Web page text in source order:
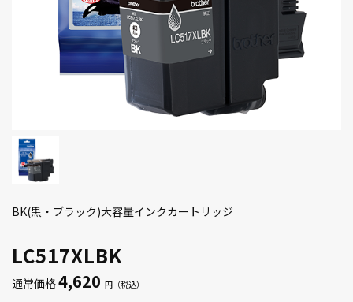
LC517XLBK
BK(黒・ブラック)大容量インクカートリッジ
通常価格4,620